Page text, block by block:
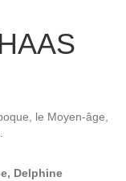
le Moyen-âge,
Delphine